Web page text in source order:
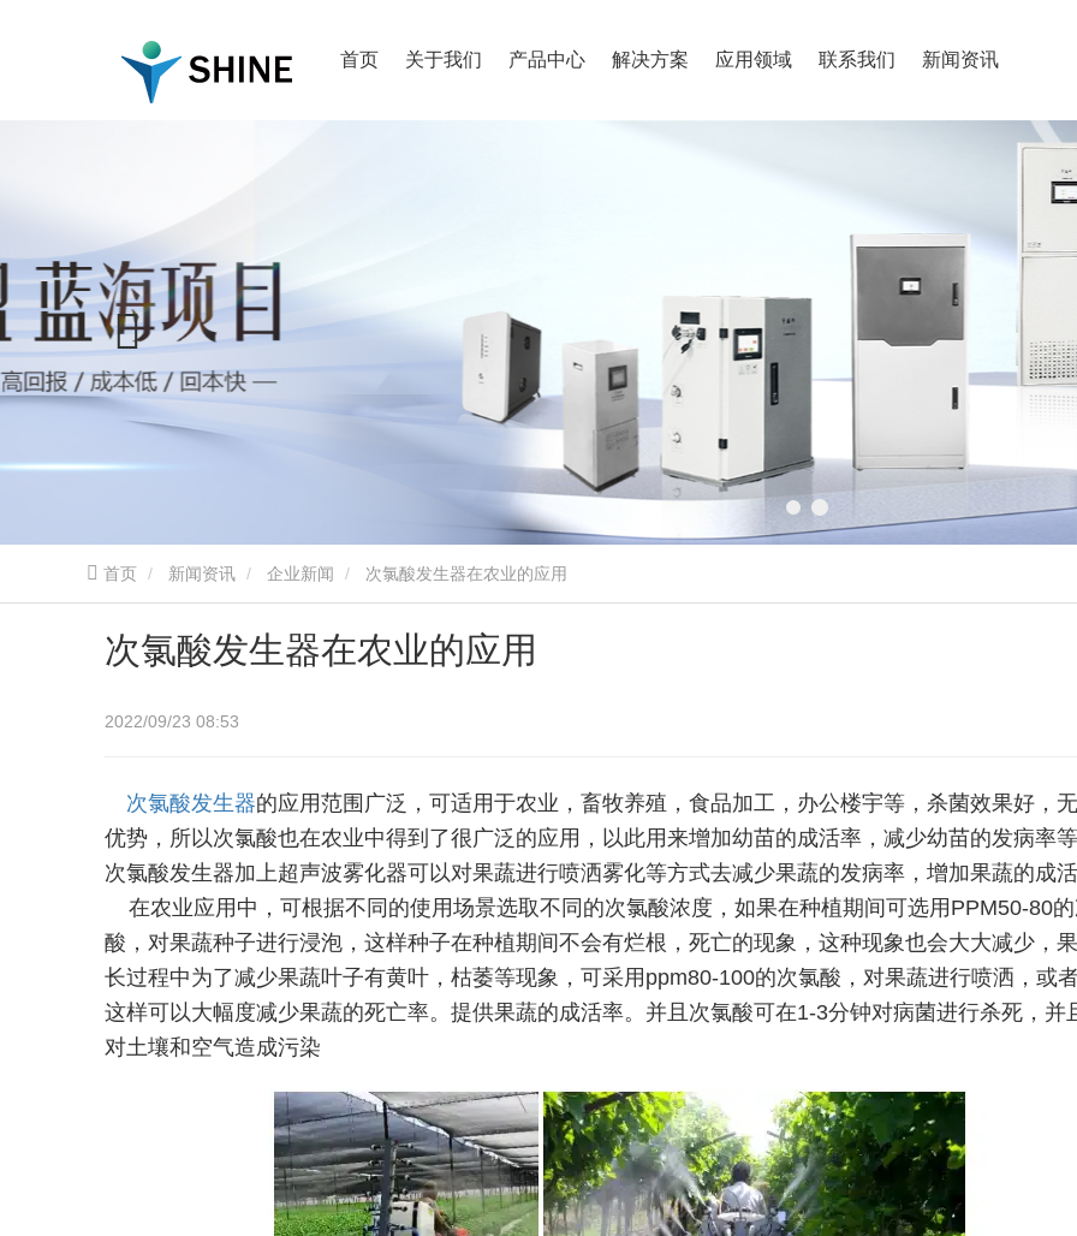
首页 关于我们 产品中心 解决方案 应用领域 联系我们 新闻资讯
首页 新闻资讯 企业新闻 次氯酸发生器在农业的应用
次氯酸发生器在农业的应用
2022/09/23 08:53
次氯酸发生器的应用范围广泛，可适用于农业，畜牧养殖，食品加工，办公楼宇等，杀菌效果好，
优势，所以次氯酸也在农业中得到了很广泛的应用，以此用来增加幼苗的成活率，减少幼苗的发病率
次氯酸发生器加上超声波雾化器可以对果蔬进行喷洒雾化等方式去减少果蔬的发病率，增加果蔬的成
在农业应用中，可根据不同的使用场景选取不同的次氯酸浓度，如果在种植期间可选用PPM50-80
酸，对果蔬种子进行浸泡，这样种子在种植期间不会有烂根，死亡的现象，这种现象也会大大减少，
长过程中为了减少果蔬叶子有黄叶，枯萎等现象，可采用ppm80-100的次氯酸，对果蔬进行喷洒，或
这样可以大幅度减少果蔬的死亡率。提供果蔬的成活率。并且次氯酸可在1-3分钟对病菌进行杀死，并
对土壤和空气造成污染